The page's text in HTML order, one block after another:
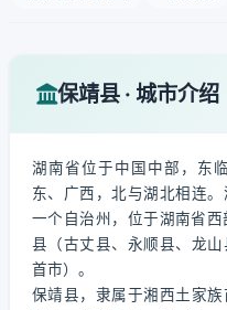
保靖县 · 城市介绍
湖南省位于中国中部，东
东、广西，北与湖北相连
一个自治州，位于湖南省
县（古丈县、永顺县、龙
首市）。
保靖县，隶属于湘西土家